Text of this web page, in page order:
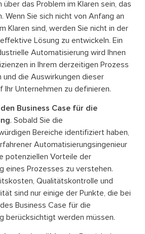
über das Problem im Klaren sein, das
Wenn Sie sich nicht von Anfang an
Klaren sind, werden Sie nicht in der
Lösung zu entwickeln. Ein
Automatisierung wird Ihnen
in Ihrem derzeitigen Prozess
und die Auswirkungen dieser
Ihr Unternehmen zu definieren.
Business Case für die
. Sobald Sie die
Bereiche identifiziert haben,
Automatisierungsingenieur
potenziellen Vorteile der
eines Prozesses zu verstehen.
Qualitätskontrolle und
sind nur einige der Punkte, die bei
Business Case für die
berücksichtigt werden müssen.